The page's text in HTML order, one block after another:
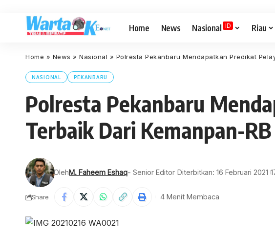
Home News Nasional ID Riau
Home » News » Nasional » Polresta Pekanbaru Mendapatkan Predikat
NASIONAL PEKANBARU
Polresta Pekanbaru
Terbaik Dari Kemanpan-RB
OlehM. Faheem Eshaq- Senior Editor Diterbitkan: 16 Februari 2021
Share 4 Menit Membaca